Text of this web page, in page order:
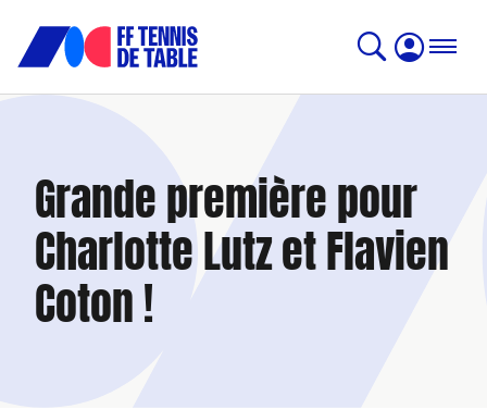
Grande première pour
Charlotte Lutz et Flavien
Coton !